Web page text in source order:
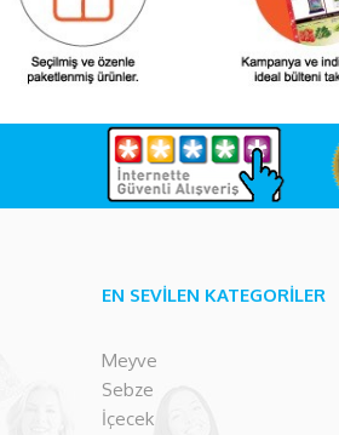
EN SEVİLEN KATEGORİLER
Meyve
Sebze
İçecek